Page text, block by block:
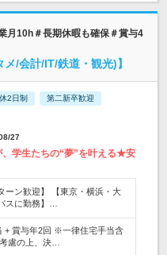
月10h＃長期休暇も確保＃賞与4
/会計/IT/鉄道・観光)】
2日制 第二新卒歓迎
27
学生たちの“夢”を叶える★安
ーン歓迎】 【東京・横浜・大
スに勤務】…
+ 賞与年2回 ※一律住宅手当含
慮の上、決…